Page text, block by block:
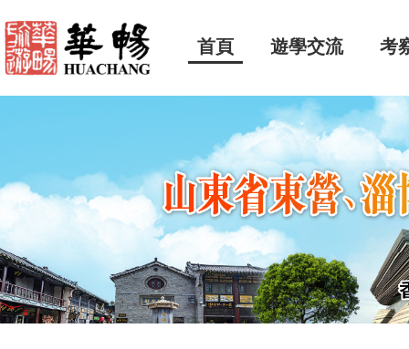
首頁 遊學交流 考